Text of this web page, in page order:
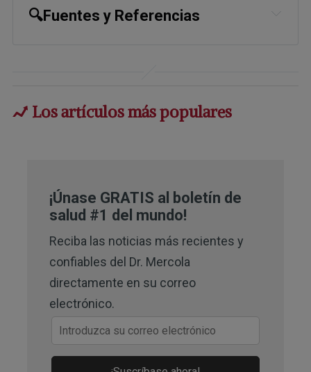
🔍Fuentes y Referencias
2, 15 Expert Rev Respir Med. 2011 Oct;
5, 6 Twitter, Inversionism August 23,
2023
Bull. Wld Hlth Org. 1957, 17, 101-1023
8, 9 Singapore Med J. 2019 Jan; 60(1):
9–10
The Atlantic February 2000
Los artículos más populares
¡Únase GRATIS al boletín de
salud #1 del mundo!
Reciba las noticias más recientes y
confiables del Dr. Mercola
directamente en su correo
electrónico.